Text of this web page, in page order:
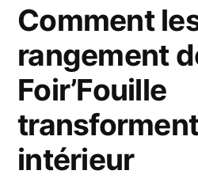
Comment
rangement
Foir’Fouille
intérieur